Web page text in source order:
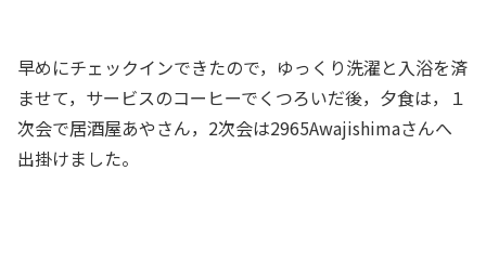
早めにチェックインできたので，ゆっくり洗濯と入浴を済
ませて，サービスのコーヒーでくつろいだ後，夕食は，１
次会で居酒屋あやさん，2次会は2965Awajishimaさんへ
出掛けました。